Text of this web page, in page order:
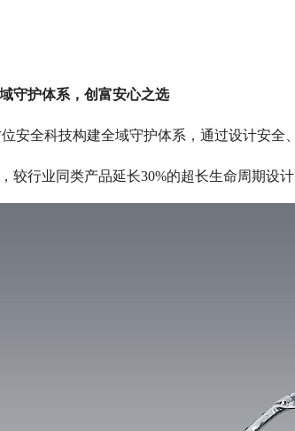
守护体系，创富安心之选
安全科技构建全域守护体系，通过设计安全
较行业同类产品延长30%的超长生命周期设